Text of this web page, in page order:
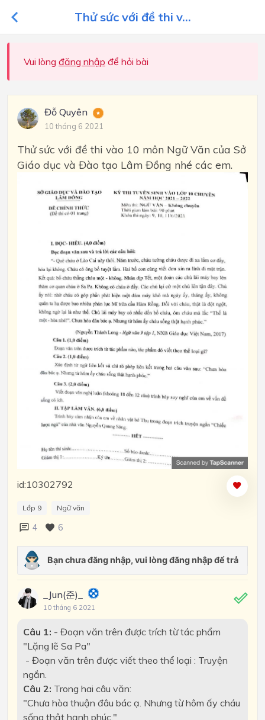
Thử sức với đề thi v...
Vui lòng đăng nhập để hỏi bài
Đỗ Quyên
10 tháng 6 2021
Thử sức với đề thi vào 10 môn Ngữ Văn của Sở
Giáo dục và Đào tạo Lâm Đồng nhé các em.
id:10302792
Lớp 9 Ngữ văn
4 6
_Jun(준)_
10 tháng 6 2021
Câu 1: - Đoạn văn trên được trích từ tác phẩm
"Lặng lẽ Sa Pa"
- Đoạn văn trên được viết theo thể loại : Truyện
ngắn.
Câu 2: Trong hai câu văn:
"Chưa hòa thuận đâu bác ạ. Nhưng từ hôm ấy cháu
sống thật hạnh phúc."